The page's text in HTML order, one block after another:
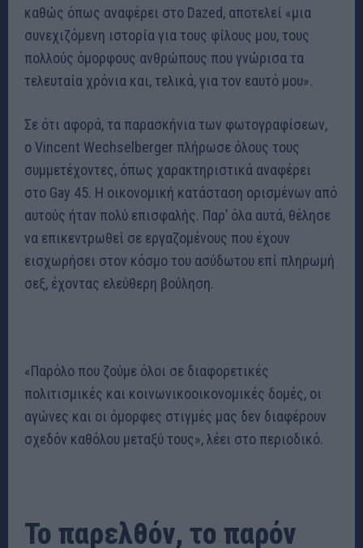
καθώς όπως αναφέρει στο Dazed, αποτελεί «μια
συνεχιζόμενη ιστορία για τους φίλους μου, τους
πολλούς όμορφους ανθρώπους που γνώρισα τα
τελευταία χρόνια και, τελικά, για τον εαυτό μου».
Σε ότι αφορά, τα παρασκήνια των φωτογραφίσεων,
ο Vincent Wechselberger πλήρωσε όλους τους
συμμετέχοντες, όπως χαρακτηριστικά αναφέρει
στο Gay 45. Η οικονομική κατάσταση ορισμένων από
αυτούς ήταν πολύ επισφαλής. Παρ’ όλα αυτά, θέλησε
να επικεντρωθεί σε εργαζομένους που έχουν
εισχωρήσει στον κόσμο του ασύδωτου επί πληρωμή
σεξ, έχοντας ελεύθερη βούληση.
«Παρόλο που ζούμε όλοι σε διαφορετικές
πολιτισμικές και κοινωνικοοικονομικές δομές, οι
αγώνες και οι όμορφες στιγμές μας δεν διαφέρουν
σχεδόν καθόλου μεταξύ τους», λέει στο περιοδικό.
Το παρελθόν, το παρόν